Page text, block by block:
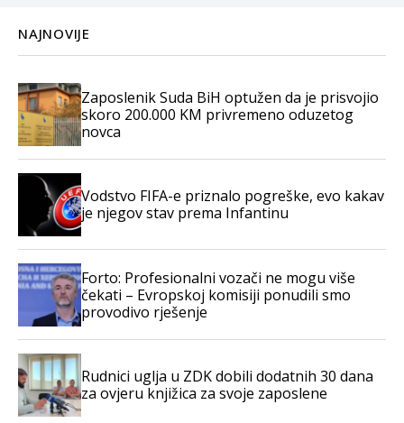
NAJNOVIJE
Zaposlenik Suda BiH optužen da je prisvojio
skoro 200.000 KM privremeno oduzetog
novca
Vodstvo FIFA-e priznalo pogreške, evo kakav
je njegov stav prema Infantinu
Forto: Profesionalni vozači ne mogu više
čekati – Evropskoj komisiji ponudili smo
provodivo rješenje
Rudnici uglja u ZDK dobili dodatnih 30 dana
za ovjeru knjižica za svoje zaposlene